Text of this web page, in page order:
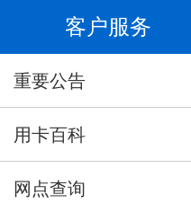
客户服务
重要公告
用卡百科
网点查询